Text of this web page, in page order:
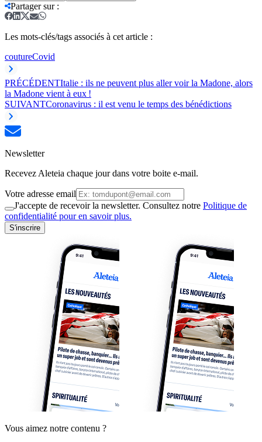
Partager sur:
Les mots-clés/tags associés à cet article :
coutureCovid
PRÉCÉDENTItalie : ils ne peuvent plus aller voir la Madone, alors
la Madone vient à eux !
SUIVANTCoronavirus : il est venu le temps des bénédictions
Newsletter
Recevez Aleteia chaque jour dans votre boite e-mail.
Votre adresse email
J'accepte de recevoir la newsletter. Consultez notre Politique de
confidentialité pour en savoir plus.
S'inscrire
Vous aimez notre contenu ?